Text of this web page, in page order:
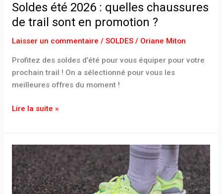
Soldes été 2026 : quelles chaussures
de trail sont en promotion ?
Laisser un commentaire / SOLDES/ Oriane Miton
Profitez des soldes d’été pour vous équiper pour votre
prochain trail ! On a sélectionné pour vous les
meilleures offres du moment !
promotion
?
Lire la suite »
Soldes
été
2026
: